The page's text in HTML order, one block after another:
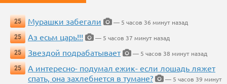
25 Мурашки забегали
— 5 часов 36 минут назад
25
Аз есьм царь!!!
— 5 часов 37 минут назад
25
Звездой подрабатывает
— 5 часов 38 минут назад
25
А интересно- подумал ежик- если лошадь ляжет
спать, она захлебнется в тумане?
— 5 часов 39 минут